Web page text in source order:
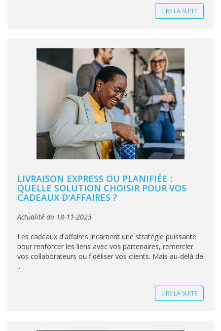
LIRE LA SUITE
LIVRAISON EXPRESS OU PLANIFIÉE :
QUELLE SOLUTION CHOISIR POUR VOS
CADEAUX D'AFFAIRES ?
Actualité du 18-11-2025
Les cadeaux d'affaires incarnent une stratégie puissante
pour renforcer les liens avec vos partenaires, remercier
vos collaborateurs ou fidéliser vos clients. Mais au-delà de
...
LIRE LA SUITE